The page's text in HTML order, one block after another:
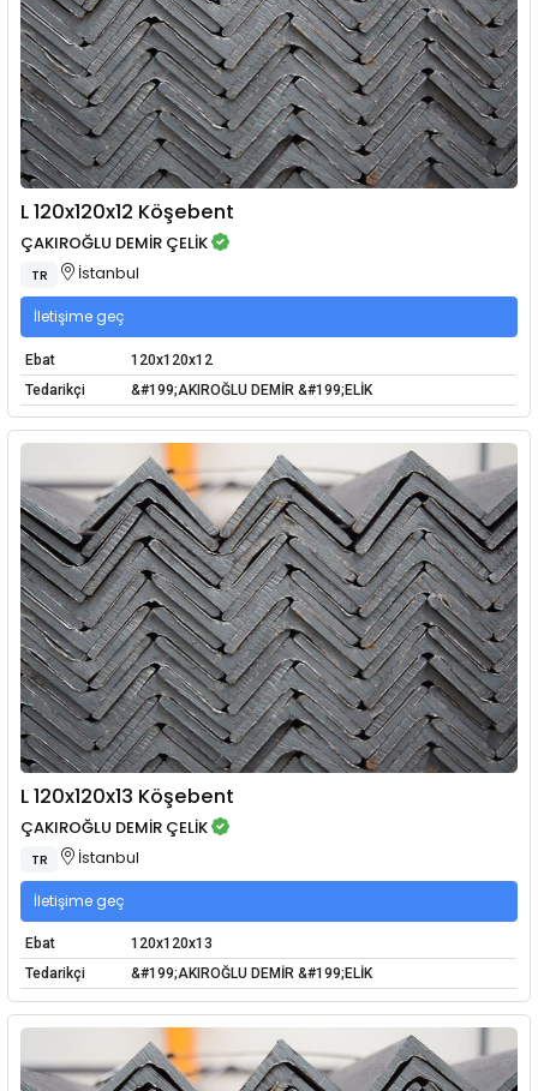
L 120x120x12 Köşebent
ÇAKIROĞLU DEMİR ÇELİK
TR İstanbul
İletişime geç
Ebat
120x120x12
Tedarikçi
&#199;AKIROĞLU DEMİR &#199;ELİK
L 120x120x13 Köşebent
ÇAKIROĞLU DEMİR ÇELİK
TR İstanbul
İletişime geç
Ebat
120x120x13
Tedarikçi
&#199;AKIROĞLU DEMİR &#199;ELİK